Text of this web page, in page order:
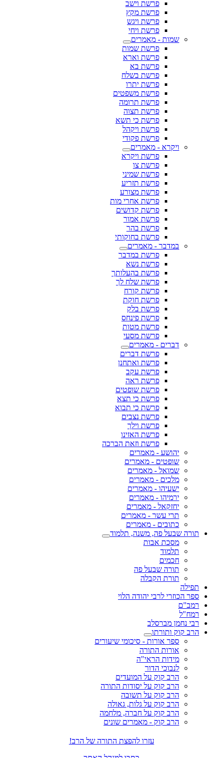
פרשת וישב
פרשת מקץ
פרשת ויגש
פרשת ויחי
שמות - מאמרים
פרשת שמות
פרשת וארא
פרשת בא
פרשת בשלח
פרשת יתרו
פרשת משפטים
פרשת תרומה
פרשת תצוה
פרשת כי תשא
פרשת ויקהל
פרשת פקודי
ויקרא - מאמרים
פרשת ויקרא
פרשת צו
פרשת שמיני
פרשת תזריע
פרשת מצורע
פרשת אחרי מות
פרשת קדושים
פרשת אמור
פרשת בהר
פרשת בחוקותי
במדבר - מאמרים
פרשת במדבר
פרשת נשא
פרשת בהעלותך
פרשת שלח לך
פרשת קורח
פרשת חוקת
פרשת בלק
פרשת פינחס
פרשת מטות
פרשת מסעי
דברים - מאמרים
פרשת דברים
פרשת ואתחנן
פרשת עקב
פרשת ראה
פרשת שופטים
פרשת כי תצא
פרשת כי תבוא
פרשת נצבים
פרשת וילך
פרשת האזינו
פרשת וזאת הברכה
יהושע - מאמרים
שופטים - מאמרים
שמואל - מאמרים
מלכים - מאמרים
ישעיהו - מאמרים
ירמיהו - מאמרים
יחזקאל - מאמרים
תרי עשר - מאמרים
כתובים - מאמרים
תורה שבעל פה, משנה, תלמוד
מסכת אבות
תלמוד
חכמים
תורה שבעל פה
תורת הקבלה
תפילה
ספר הכוזרי לרבי יהודה הלוי
רמב"ם
רמח"ל
רבי נחמן מברסלב
הרב קוק ותורתו
ספר אורות - סיכומי שיעורים
אורות התורה
מידות הראי"ה
לנבוכי הדור
הרב קוק על המועדים
הרב קוק על יסודות התורה
הרב קוק על תשובה
הרב קוק על גלות, גאולה
הרב קוק על חברה, מלחמה
הרב קוק - מאמרים שונים
עזרו להפצת התורה של הרב!